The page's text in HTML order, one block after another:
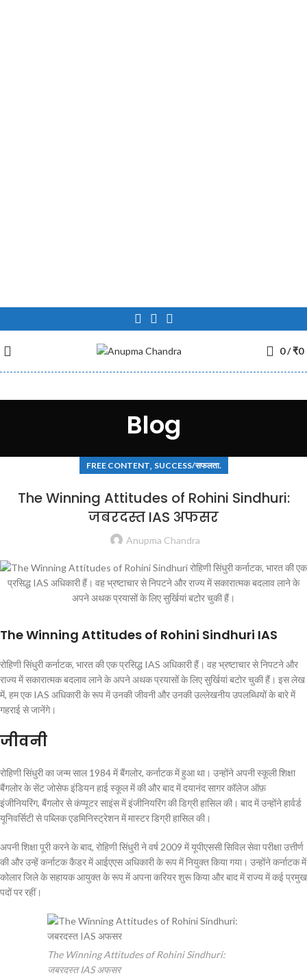
0/₹0
Blog
FREE CONTENT, SUCCESS/सफलता.
The Winning Attitudes of Rohini Sindhuri:
जबरदस्त IAS अफसर
Anupma Chandra
The Winning Attitudes of Rohini Sindhuri IAS
रोहिणी सिंधुरी कर्नाटक, भारत की एक प्रसिद्ध IAS अधिकारी हैं। वह भ्रष्टाचार से निपटने और
राज्य में सकारात्मक बदलाव लाने के अपने अथक प्रयासों के लिए सुर्खियां बटोर चुकी हैं। इस लेख
में, हम एक IAS अधिकारी के रूप में उनकी जीवनी और उनकी उल्लेखनीय उपलब्धियों के बारे में
गहराई से जानेंगे।
जीवनी
रोहिणी सिंधुरी का जन्म साल 1984 में बैंगलोर, कर्नाटक में हुआ था। उन्होंने अपनी स्कूली शिक्षा
बैंगलोर के सेंट जोसेफ इंडियन हाई स्कूल में की और बाद में दयानंद सागर कॉलेज ऑफ़
इंजीनियरिंग, बैंगलोर से कंप्यूटर साइंस में इंजीनियरिंग की डिग्री हासिल की। बाद में उन्होंने हार्वर्ड
यूनिवर्सिटी से पब्लिक एडमिनिस्ट्रेशन में मास्टर डिग्री हासिल की।
अपनी शिक्षा पूरी करने के बाद, रोहिणी सिंधुरी ने वर्ष 2009 में यूपीएससी सिविल सेवा परीक्षा उत्तीर्ण
की और उन्हें कर्नाटक कैडर में आईएएस अधिकारी के रूप में नियुक्त किया गया। उन्होंने कर्नाटक में
कोलार जिले के सहायक आयुक्त के रूप में अपना करियर शुरू किया और बाद में राज्य में कई प्रमुख
पदों पर रहीं।
The Winning Attitudes of Rohini Sindhuri:
जबरदस्त IAS अफसर